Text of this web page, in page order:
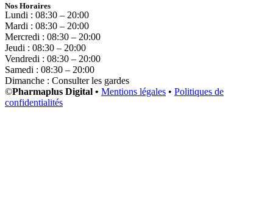
Nos Horaires
Lundi : 08:30 – 20:00
Mardi : 08:30 – 20:00
Mercredi : 08:30 – 20:00
Jeudi : 08:30 – 20:00
Vendredi : 08:30 – 20:00
Samedi : 08:30 – 20:00
Dimanche : Consulter les gardes
©Pharmaplus Digital • Mentions légales • Politiques de
confidentialités